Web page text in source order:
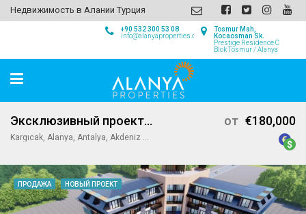
Недвижимость в Алании Турция
Tosmur Mah,
Kocaosman Sk.
Prestige Residence C
Blok Tosmur / Alanya
+90 532 300 53 08
info@alanyaproperties.com
Эксклюзивный проект для инвестиций в Каргыджаке, Алания
Kargıcak, Alanya, Antalya, Akdeniz Bölgesi, 07435, Türkiye
от €180,000
ПРОДАЖА НОВЫЙ ПРОЕКТ